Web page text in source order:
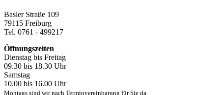
Basler Straße 109
79115 Freiburg
Tel. 0761 - 499217
Öffnungszeiten
Dienstag bis Freitag
09.30 bis 18.30 Uhr
Samstag
10.00 bis 16.00 Uhr
Montags sind wir nach Terminvereinbarung für Sie da.